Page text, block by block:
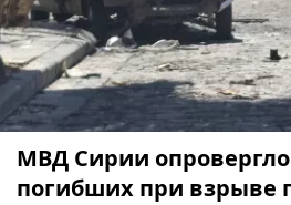
МВД Сирии
погибших при взрыве